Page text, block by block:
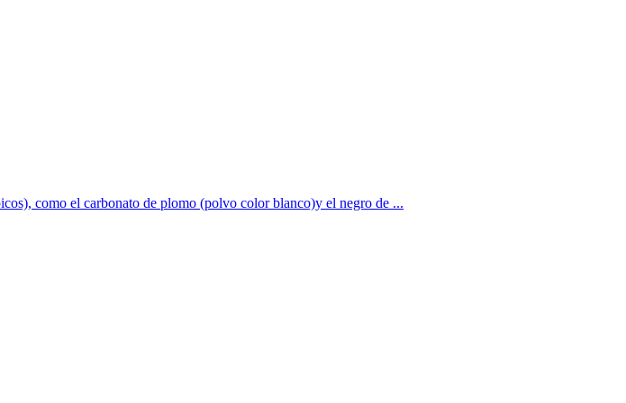
como el carbonato de plomo (polvo color blanco)y el negro de ...